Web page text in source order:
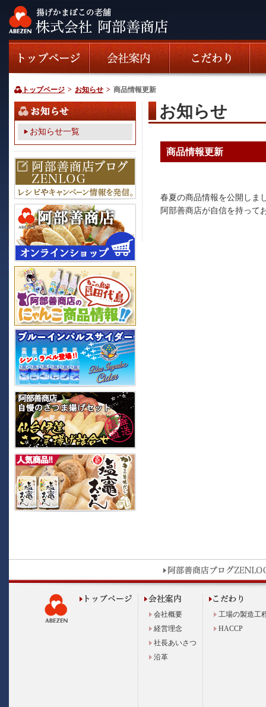
トップページ > お知らせ > 商品情報更新
お知らせ一覧
お知らせ
商品情報更新
春夏の商品情報を公開しま
阿部善商店が自信を持って
会社概要
経営理念
社長あいさつ
沿革
工場の製造工
HACCP